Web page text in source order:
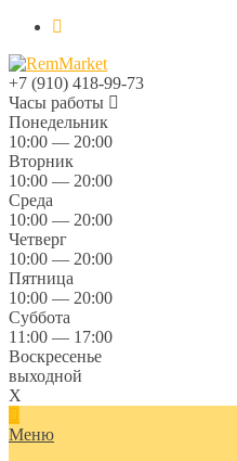
+7 (910) 418-99-73
Часы работы
Понедельник
10:00 — 20:00
Вторник
10:00 — 20:00
Среда
10:00 — 20:00
Четверг
10:00 — 20:00
Пятница
10:00 — 20:00
Суббота
11:00 — 17:00
Воскресенье
выходной
X
Меню